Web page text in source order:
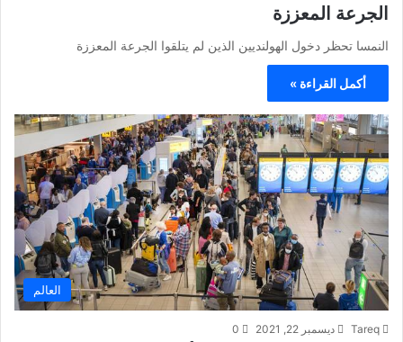
الجرعة المعززة
النمسا تحظر دخول الهولنديين الذين لم يتلقوا الجرعة المعززة
أكمل القراءة »
العالم
Tareq ديسمبر 22, 2021 0